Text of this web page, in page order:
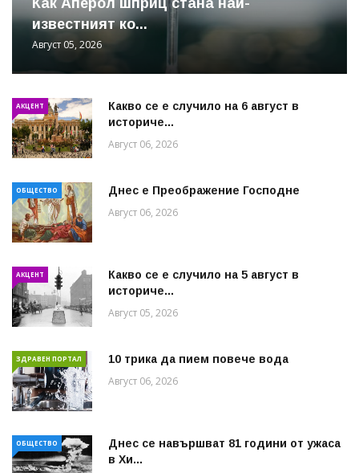
известният ко...
Август 05, 2026
АКЦЕНТ
Какво се е случило на 6 август в
историче...
Август 06, 2026
ОБЩЕСТВО Днес е Преображение Господне
Август 06, 2026
АКЦЕНТ
Какво се е случило на 5 август в
историче...
Август 05, 2026
ЗДРАВЕН ПОРТАЛ 10 трика да пием повече вода
Август 06, 2026
ОБЩЕСТВО
Днес се навършват 81 години от ужаса
в Хи...